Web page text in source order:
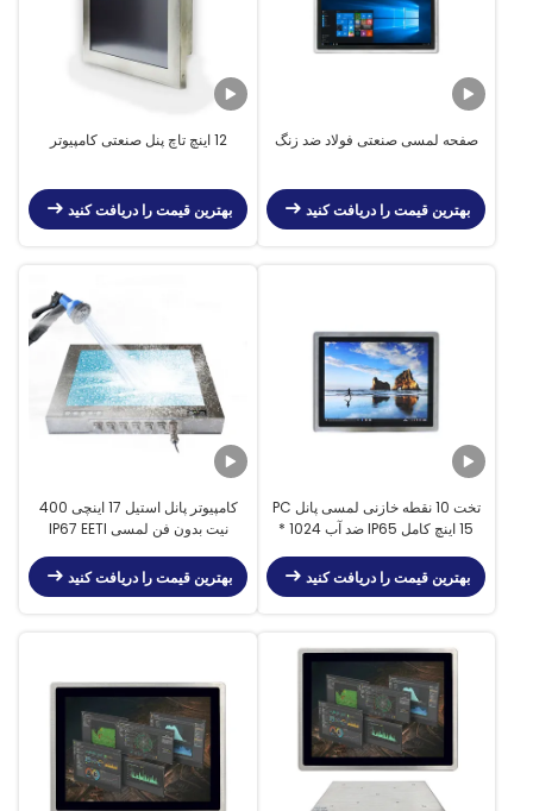
صفحه لمسی صنعتی فولاد ضد زنگ
بهترین قیمت را دریافت کنید
12 اینچ تاچ پنل صنعتی کامپیوتر
بهترین قیمت را دریافت کنید
تخت 10 نقطه خازنی لمسی پانل PC
15 اینچ کامل IP65 ضد آب 1024 *
بهترین قیمت را دریافت کنید
کامپیوتر پانل استیل 17 اینچی 400
نیت بدون فن لمسی IP67 EETI
بهترین قیمت را دریافت کنید